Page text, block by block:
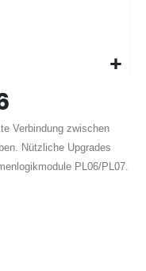
Verbindung zwischen
Nützliche Upgrades
PL06/PL07.